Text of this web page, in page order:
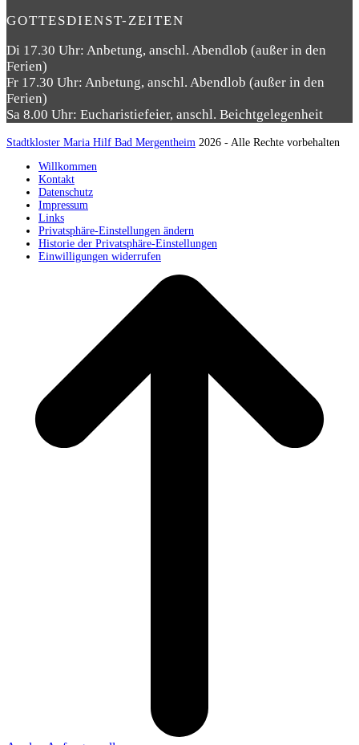
GOTTESDIENST-ZEITEN
Di 17.30 Uhr: Anbetung, anschl. Abendlob (außer in den
Ferien)
Fr 17.30 Uhr: Anbetung, anschl. Abendlob (außer in den
Ferien)
Sa 8.00 Uhr: Eucharistiefeier, anschl. Beichtgelegenheit
Stadtkloster Maria Hilf Bad Mergentheim 2026 - Alle Rechte vorbehalten
Willkommen
Kontakt
Datenschutz
Impressum
Links
Privatsphäre-Einstellungen ändern
Historie der Privatsphäre-Einstellungen
Einwilligungen widerrufen